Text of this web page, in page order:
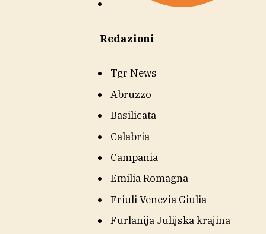
Redazioni
Tgr News
Abruzzo
Basilicata
Calabria
Campania
Emilia Romagna
Friuli Venezia Giulia
Furlanija Julijska krajina